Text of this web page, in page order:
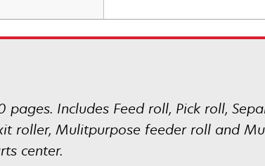
Includes Feed roll, Pick roll,
roller, Mulitpurpose feeder roll and
center.